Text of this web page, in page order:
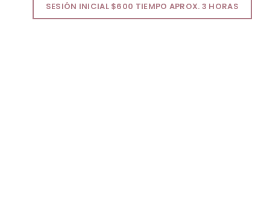
SESIÓN INICIAL $600 TIEMPO APROX. 3 HORAS